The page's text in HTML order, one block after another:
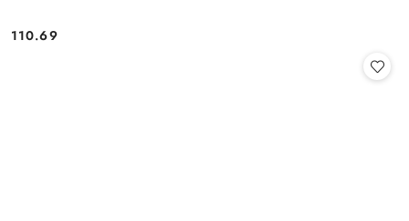
Cena:
110.69